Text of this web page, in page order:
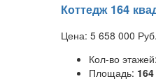
Коттедж 164
Цена: 5 658 000 Руб.
Кол-во этажей:
Площадь: